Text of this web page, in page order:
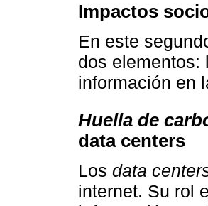
Impactos
En este
dos elementos:
información en
Huella de
data centers
Los data
internet. Su rol